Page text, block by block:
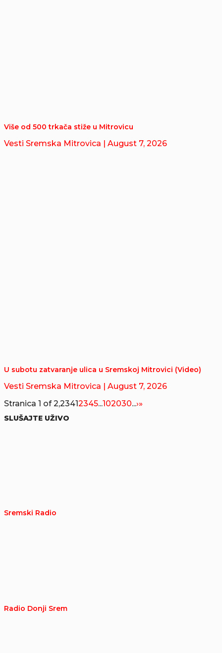
Više od 500 trkača stiže u Mitrovicu
Vesti Sremska Mitrovica | August 7, 2026
U subotu zatvaranje ulica u Sremskoj Mitrovici (Video)
Vesti Sremska Mitrovica
| August 7, 2026
Stranica 1 of 2,23412345...102030...›»
SLUŠAJTE UŽIVO
Sremski Radio
Radio Donji Srem